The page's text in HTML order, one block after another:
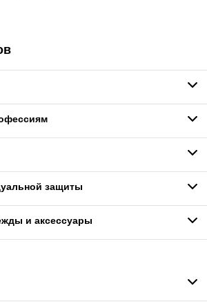
защиты
и аксессуары